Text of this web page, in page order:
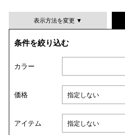
表示方法を変更 ▼
並び替え
条件を絞り込む
カラー
価格
アイテム